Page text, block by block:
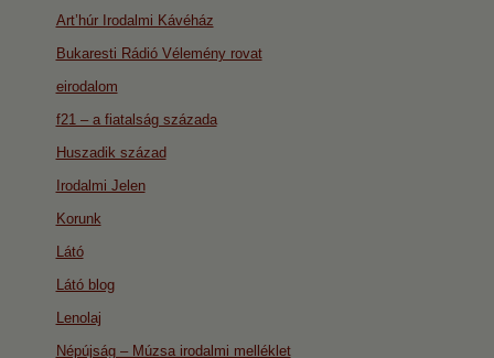
Art’húr Irodalmi Kávéház
Bukaresti Rádió Vélemény rovat
eirodalom
f21 – a fiatalság százada
Huszadik század
Irodalmi Jelen
Korunk
Látó
Látó blog
Lenolaj
Népújság – Múzsa irodalmi melléklet